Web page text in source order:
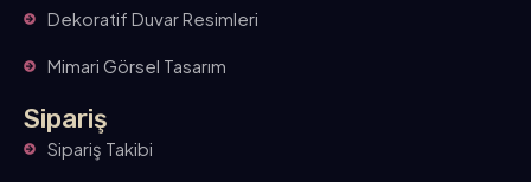
Dekoratif Duvar Resimleri
Mimari Görsel Tasarım
Sipariş
Sipariş Takibi